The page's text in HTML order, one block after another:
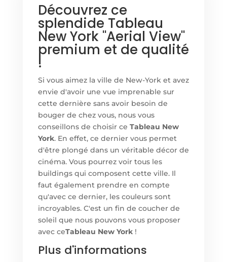
Découvrez ce
splendide Tableau
New York "Aerial View"
premium et de qualité
!
Si vous aimez la ville de New-York et avez
envie d'avoir une vue imprenable sur
cette dernière sans avoir besoin de
bouger de chez vous, nous vous
conseillons de choisir ce Tableau New
York. En effet, ce dernier vous permet
d'être plongé dans un véritable décor de
cinéma. Vous pourrez voir tous les
buildings qui composent cette ville. Il
faut également prendre en compte
qu'avec ce dernier, les couleurs sont
incroyables. C'est un fin de coucher de
soleil que nous pouvons vous proposer
avec ceTableau New York!
Plus d'informations